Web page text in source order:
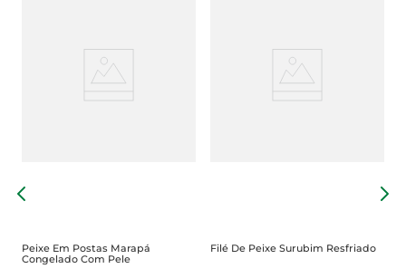
Peixe Em Postas Marapá
Congelado Com Pele
Filé De Peixe Surubim Resfriado